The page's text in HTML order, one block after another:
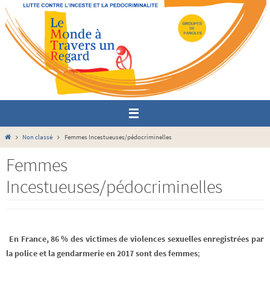
Passer
vers
contenu
HomeNon classé Femmes Incestueuses/pédocriminelles
Femmes
Incestueuses/pédocriminelles
En France, 86 % des victimes de violences sexuelles enregistrées par
la police et la gendarmerie en 2017 sont des femmes;